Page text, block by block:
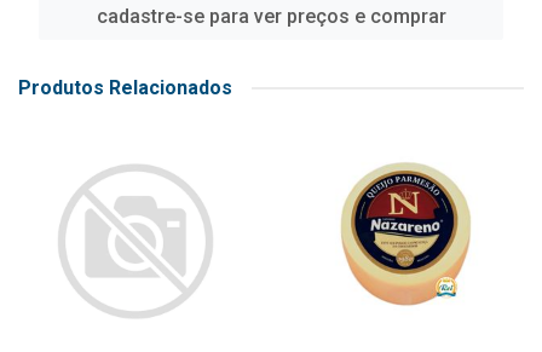
cadastre-se para ver preços e comprar
Produtos Relacionados